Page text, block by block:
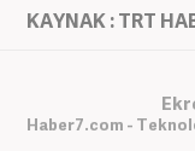
KAYNAK : TRT
Haber7.com -